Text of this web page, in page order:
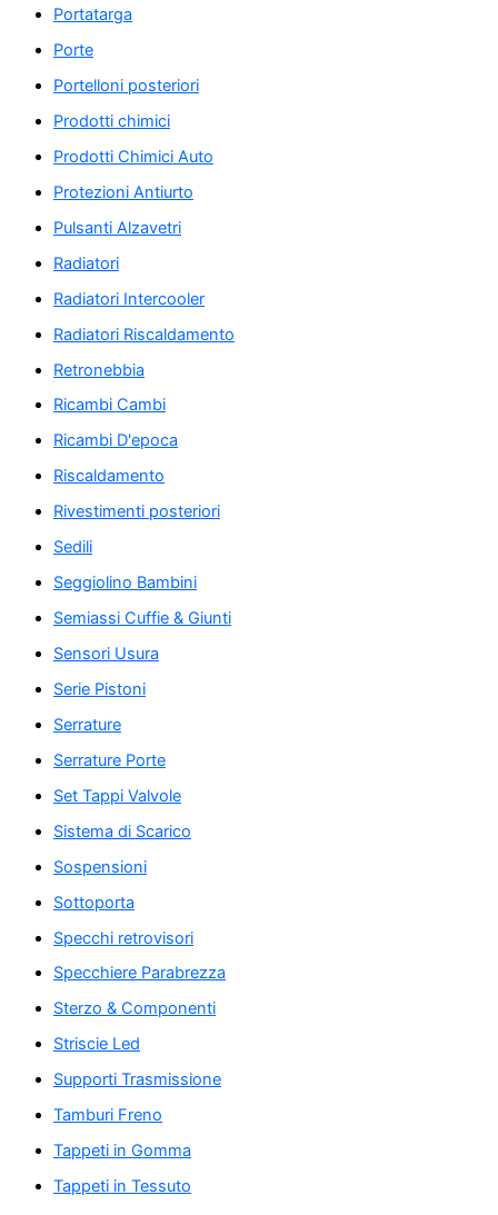
Portatarga
Porte
Portelloni posteriori
Prodotti chimici
Prodotti Chimici Auto
Protezioni Antiurto
Pulsanti Alzavetri
Radiatori
Radiatori Intercooler
Radiatori Riscaldamento
Retronebbia
Ricambi Cambi
Ricambi D'epoca
Riscaldamento
Rivestimenti posteriori
Sedili
Seggiolino Bambini
Semiassi Cuffie & Giunti
Sensori Usura
Serie Pistoni
Serrature
Serrature Porte
Set Tappi Valvole
Sistema di Scarico
Sospensioni
Sottoporta
Specchi retrovisori
Specchiere Parabrezza
Sterzo & Componenti
Striscie Led
Supporti Trasmissione
Tamburi Freno
Tappeti in Gomma
Tappeti in Tessuto